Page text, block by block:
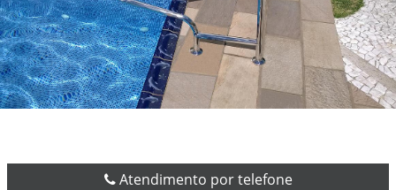
Atendimento por telefone